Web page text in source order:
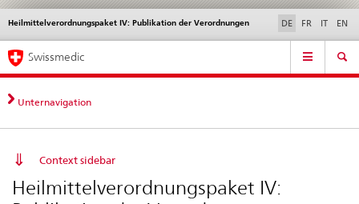
Direktnavigation
News,
Rechtsgrundlagen,
Kontakt
News & Updates Kontakt | Support & Hilfe
Heilmittelverordnungspaket IV: Publikation der Verordnungen
Sprachwahl DE FR IT EN
Service
Hauptnavigation
Swissmedic
Unternavigation
Context sidebar
Heilmittelverordnungspaket IV: